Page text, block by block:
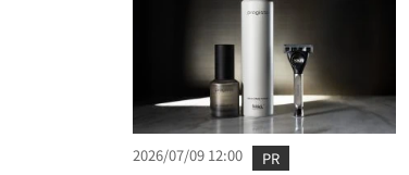
2026/07/09 12:00 PR